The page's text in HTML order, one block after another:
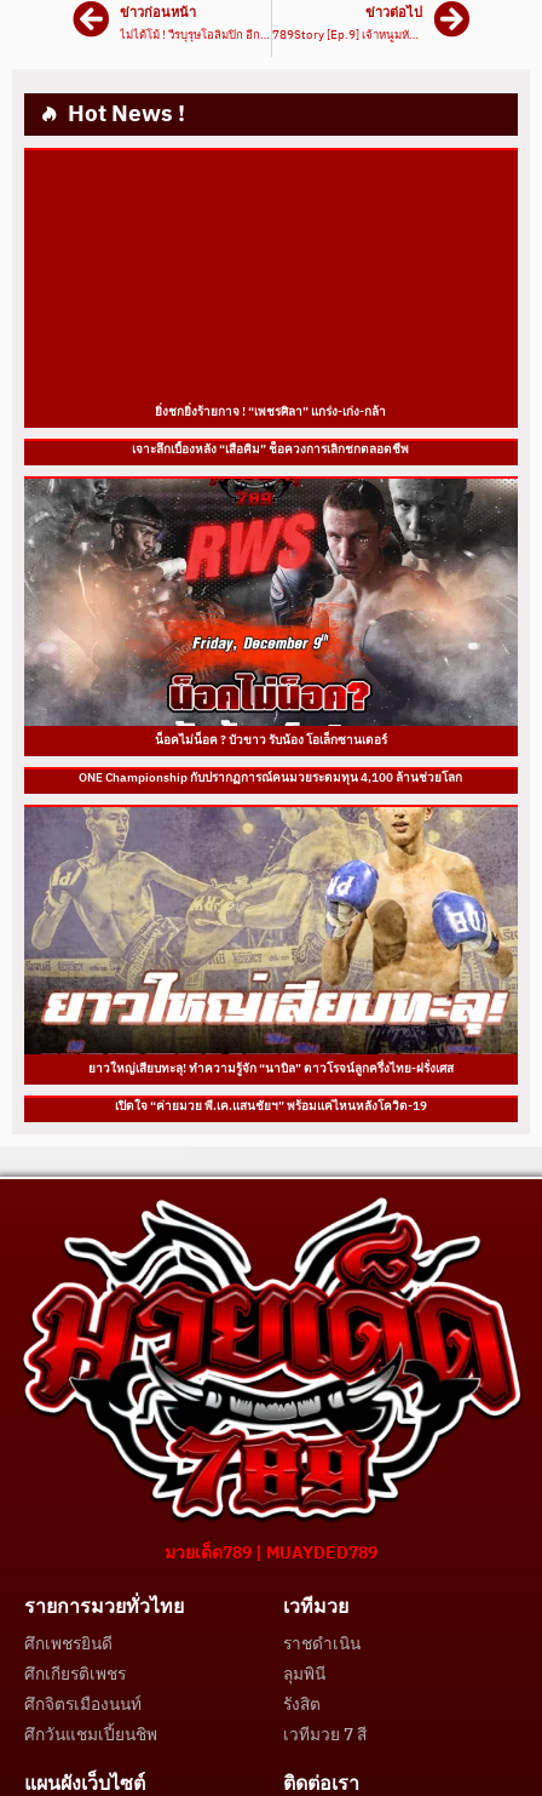
ข่าวก่อนหน้า
ไม่ได้โม้ ! วีรบุรุษโอลิมปิก อีก 1 ขวัญใจชาวไทย “สมรักษ์ คำสิงห์” | 789Story [Ep.7] – มวยเด็ด789
ข่าวต่อไป
789Story [Ep.9] เจ้าหนูมหัศจรรย์ นักชกฟอร์มแรงจากตระกูลมวยยูฮันเงาะ
Hot News !
ยิ่งชกยิ่งร้ายกาจ ! “เพชรศิลา” แกร่ง-เก่ง-กล้า
เจาะลึกเบื้องหลัง “เสือคิม” ช็อควงการเลิกชกตลอดชีพ
น็อคไม่น็อค ? บัวขาว รับน้อง โอเล็กซานเดอร์
ONE Championship กับปรากฏการณ์คนมวยระดมทุน 4,100 ล้านช่วยโลก
ยาวใหญ่เสียบทะลุ! ทำความรู้จัก “นาบิล” ดาวโรจน์ลูกครึ่งไทย-ฝรั่งเศส
เปิดใจ “ค่ายมวย พี.เค.แสนชัยฯ” พร้อมแค่ไหนหลังโควิด-19
มวยเด็ด789 | MUAYDED789
รายการมวยทั่วไทย
ศึกเพชรยินดี
ศึกเกียรติเพชร
ศึกจิตรเมืองนนท์
ศึกวันแชมเปี้ยนชิพ
เวทีมวย
ราชดำเนิน
ลุมพินี
รังสิต
เวทีมวย 7 สี
แผนผังเว็บไซต์ ติดต่อเรา